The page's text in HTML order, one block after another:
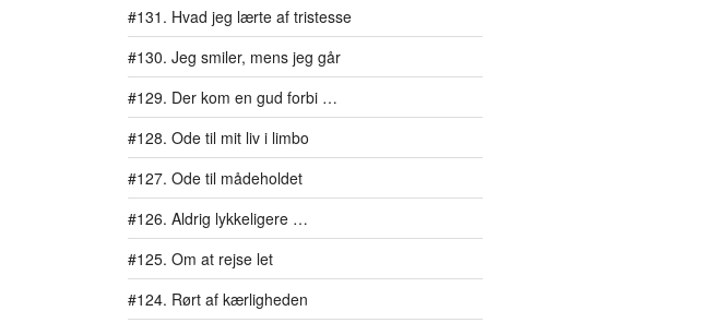
#131. Hvad jeg lærte af tristesse
#130. Jeg smiler, mens jeg går
#129. Der kom en gud forbi …
#128. Ode til mit liv i limbo
#127. Ode til mådeholdet
#126. Aldrig lykkeligere …
#125. Om at rejse let
#124. Rørt af kærligheden